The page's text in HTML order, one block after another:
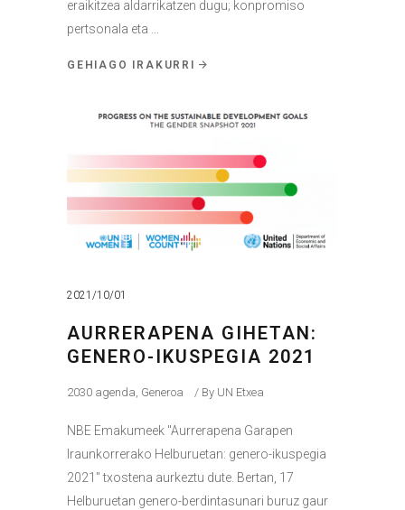
eraikitzea aldarrikatzen dugu; konpromiso
pertsonala eta
GEHIAGO IRAKURRI
2021/10/01
AURRERAPENA GIHETAN:
GENERO-IKUSPEGIA 2021
2030 agenda Generoa By UN Etxea
NBE Emakumeek "Aurrerapena Garapen
Iraunkorrerako Helburuetan: genero-ikuspegia
2021" txostena aurkeztu dute. Bertan, 17
Helburuetan genero-berdintasunari buruz gaur